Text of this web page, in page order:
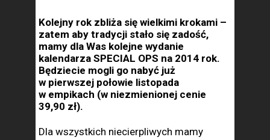
Kolejny rok zbliża się wielkimi krokami –
zatem aby tradycji stało się zadość,
mamy dla Was kolejne wydanie
kalendarza SPECIAL OPS na 2014 rok.
Będziecie mogli go nabyć już
w pierwszej połowie listopada
w empikach (w niezmienionej cenie
39,90 zł).
Dla wszystkich niecierpliwych mamy